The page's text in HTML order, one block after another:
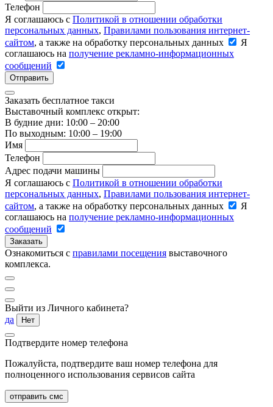
Телефон
Я соглашаюсь с Политикой в отношении обработки
персональных данных, Правилами пользования интернет-
сайтом, а также на обработку персональных данных
Я
соглашаюсь на получение рекламно-информационных
сообщений
Отправить
Заказать бесплатное такси
Выставочный комплекс открыт:
В будние дни: 10:00 – 20:00
По выходным: 10:00 – 19:00
Имя
Телефон
Адрес подачи машины
Я соглашаюсь с Политикой в отношении обработки
персональных данных, Правилами пользования интернет-
сайтом, а также на обработку персональных данных
Я
соглашаюсь на получение рекламно-информационных
сообщений
Заказать
Ознакомиться с правилами посещения выставочного
комплекса.
Выйти из Личного кабинета?
да
Нет
Подтвердите номер телефона
Пожалуйста, подтвердите ваш номер телефона для
полноценного использования сервисов сайта
отправить смс